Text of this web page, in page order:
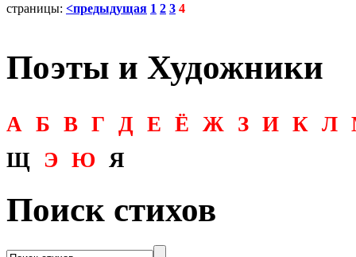
страницы: <предыдущая 1 2 3 4
Поэты и Художники
А Б В Г Д Е Ё Ж З И К Л
Щ
Э Ю Я
Поиск стихов